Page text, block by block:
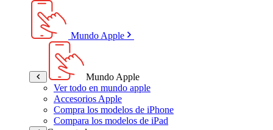
Mundo Apple
Mundo Apple
Ver todo en mundo apple
Accesorios Apple
Compra los modelos de iPhone
Compara los modelos de iPad